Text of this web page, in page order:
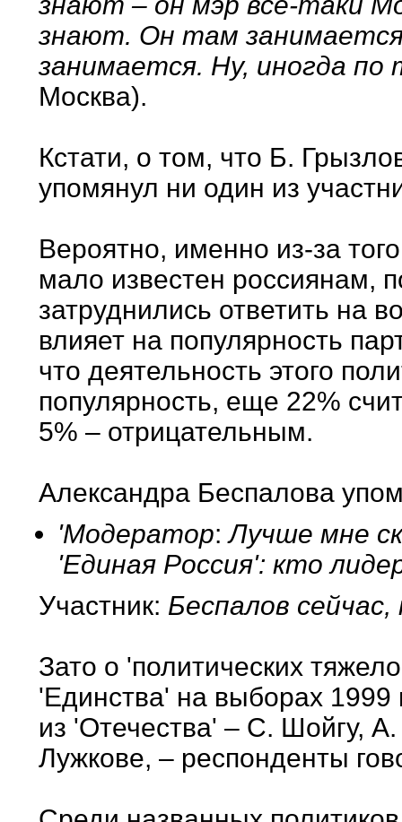
знают. Он там занимается
занимается. Ну, иногда по
Москва).
Кстати, о том, что Б.
упомянул ни один из
Вероятно, именно из-за
мало известен россиянам,
затруднились ответить на
влияет на популярность
что деятельность этого
популярность, еще 22%
5% – отрицательным.
Александра Беспалова
'Модератор: Лучше мне
'Единая Россия': кто
Участник: Беспалов
Зато о 'политических
'Единства' на выборах
из 'Отечества' – С. Шойгу,
Лужкове, – респонденты